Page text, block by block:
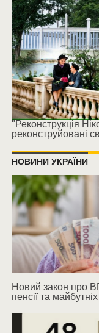
"Реконструкція
реконструйовані
НОВИНИ УКРАЇНИ
Новий закон про
пенсії та